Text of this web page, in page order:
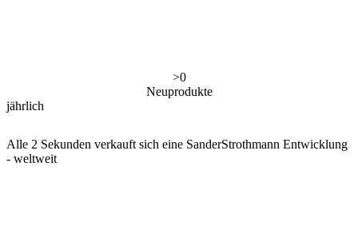
0
Neuprodukte
jährlich
Alle 2 Sekunden verkauft sich eine SanderStrothmann Entwicklung
- weltweit